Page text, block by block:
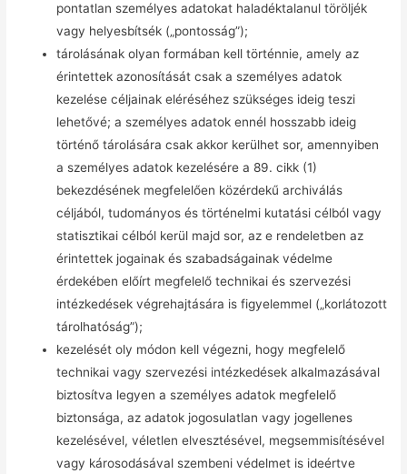
pontatlan személyes adatokat haladéktalanul töröljék
vagy helyesbítsék („pontosság”);
tárolásának olyan formában kell történnie, amely az
érintettek azonosítását csak a személyes adatok
kezelése céljainak eléréséhez szükséges ideig teszi
lehetővé; a személyes adatok ennél hosszabb ideig
történő tárolására csak akkor kerülhet sor, amennyiben
a személyes adatok kezelésére a 89. cikk (1)
bekezdésének megfelelően közérdekű archiválás
céljából, tudományos és történelmi kutatási célból vagy
statisztikai célból kerül majd sor, az e rendeletben az
érintettek jogainak és szabadságainak védelme
érdekében előírt megfelelő technikai és szervezési
intézkedések végrehajtására is figyelemmel („korlátozott
tárolhatóság”);
kezelését oly módon kell végezni, hogy megfelelő
technikai vagy szervezési intézkedések alkalmazásával
biztosítva legyen a személyes adatok megfelelő
biztonsága, az adatok jogosulatlan vagy jogellenes
kezelésével, véletlen elvesztésével, megsemmisítésével
vagy károsodásával szembeni védelmet is ideértve